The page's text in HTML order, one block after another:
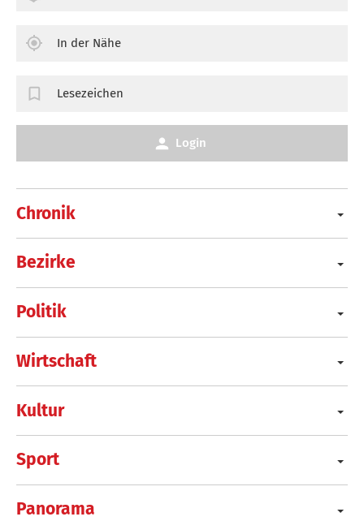
Chronik
Bezirke
Politik
Wirtschaft
Kultur
Sport
Panorama
In der Nähe
Lesezeichen
Login